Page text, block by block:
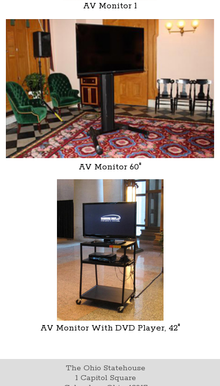
AV Monitor 1
AV Monitor 60"
AV Monitor With DVD Player, 42"
The Ohio Statehouse
1 Capitol Square